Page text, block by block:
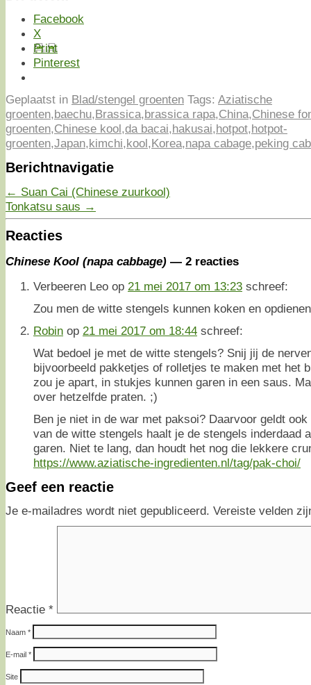
Facebook
X
Print
Pinterest
Geplaatst in Blad/stengel groenten Tags: Aziatische
groenten,baechu,Brassica,brassica rapa,China,Chinese
groenten,Chinese kool,da bacai,hakusai,hotpot,hotpot-
groenten,Japan,kimchi,kool,Korea,napa cabage,peking
Berichtnavigatie
← Suan Cai (Chinese zuurkool)
Tonkatsu saus →
Reacties
Chinese Kool (napa cabbage) — 2 reacties
Verbeeren Leo op 21 mei 2017 om 13:23 schreef:
Zou men de witte stengels kunnen koken en
Robin op 21 mei 2017 om 18:44 schreef:
Wat bedoel je met de witte stengels? Snij jij de
bijvoorbeeld pakketjes of rolletjes te maken met het
zou je apart, in stukjes kunnen garen in een saus.
over hetzelfde praten. ;)
Ben je niet in de war met paksoi? Daarvoor geldt
van de witte stengels haalt je de stengels inderdaad
garen. Niet te lang, dan houdt het nog die lekkere
https://www.aziatische-ingredienten.nl/tag/pak-choi/
Geef een reactie
Je e-mailadres wordt niet gepubliceerd. Vereiste velden
Reactie *
Naam *
E-mail *
Site